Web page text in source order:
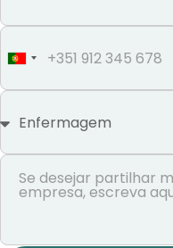
Portugal
+351